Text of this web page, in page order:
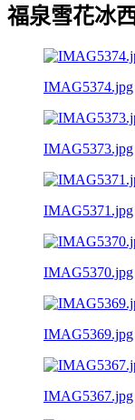
福泉雪花冰
IMAG5374.jpg
IMAG5373.jpg
IMAG5371.jpg
IMAG5370.jpg
IMAG5369.jpg
IMAG5367.jpg